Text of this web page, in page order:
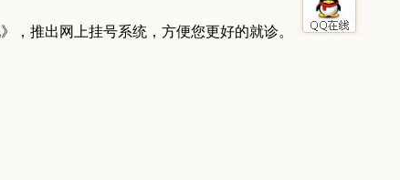
，推出网上挂号系统，方便您更好的就诊。